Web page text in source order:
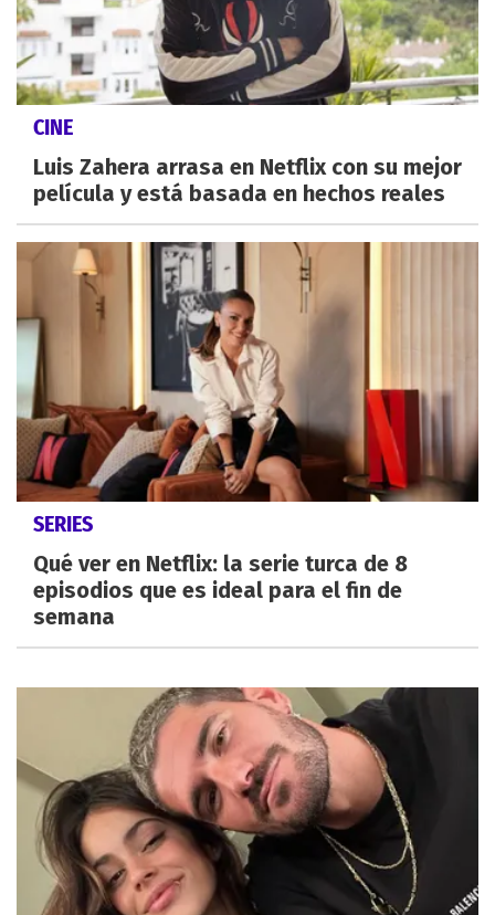
CINE
Luis Zahera arrasa en Netflix con su mejor
película y está basada en hechos reales
SERIES
Qué ver en Netflix: la serie turca de 8
episodios que es ideal para el fin de
semana